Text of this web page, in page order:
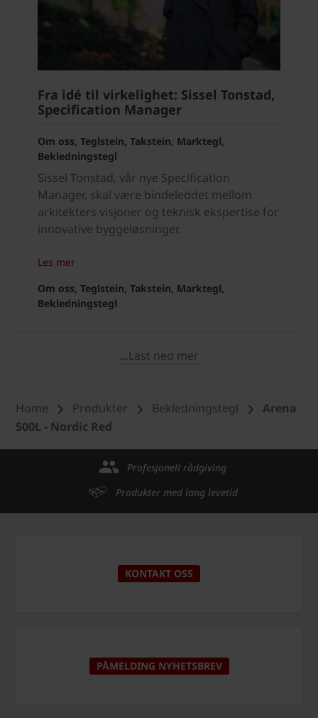
Fra idé til virkelighet: Sissel Tonstad,
Specification Manager
Om oss, Teglstein, Takstein, Marktegl,
Bekledningstegl
Sissel Tonstad, vår nye Specification
Manager, skal være bindeleddet mellom
arkitekters visjoner og teknisk ekspertise for
innovative byggeløsninger.
Les mer
Om oss, Teglstein, Takstein, Marktegl,
Bekledningstegl
...Last ned mer
Home Produkter Bekledningstegl
Arena
500L - Nordic Red
Profesjonell rådgiving
Produkter med lang levetid
KONTAKT OSS
PÅMELDING NYHETSBREV